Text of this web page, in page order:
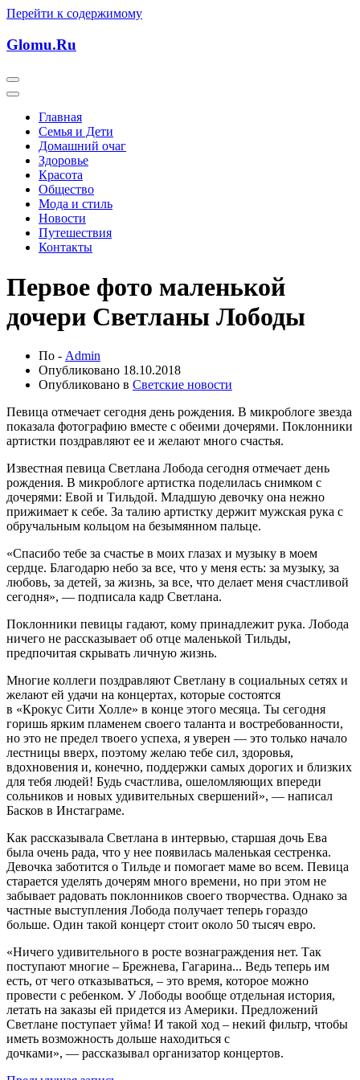
Перейти к содержимому
Glomu.Ru
Главная
Семья и Дети
Домашний очаг
Здоровье
Красота
Общество
Мода и стиль
Новости
Путешествия
Контакты
Первое фото маленькой
дочери Светланы Лободы
По - Admin
Опубликовано 18.10.2018
Опубликовано в Светские новости
Певица отмечает сегодня день рождения. В микроблоге звезда
показала фотографию вместе с обеими дочерями. Поклонники
артистки поздравляют ее и желают много счастья.
Известная певица Светлана Лобода сегодня отмечает день
рождения. В микроблоге артистка поделилась снимком с
дочерями: Евой и Тильдой. Младшую девочку она нежно
прижимает к себе. За талию артистку держит мужская рука с
обручальным кольцом на безымянном пальце.
«Спасибо тебе за счастье в моих глазах и музыку в моем
сердце. Благодарю небо за все, что у меня есть: за музыку, за
любовь, за детей, за жизнь, за все, что делает меня счастливой
сегодня», — подписала кадр Светлана.
Поклонники певицы гадают, кому принадлежит рука. Лобода
ничего не рассказывает об отце маленькой Тильды,
предпочитая скрывать личную жизнь.
Многие коллеги поздравляют Светлану в социальных сетях и
желают ей удачи на концертах, которые состоятся
в «Крокус Сити Холле» в конце этого месяца. Ты сегодня
горишь ярким пламенем своего таланта и востребованности,
но это не предел твоего успеха, я уверен — это только начало
лестницы вверх, поэтому желаю тебе сил, здоровья,
вдохновения и, конечно, поддержки самых дорогих и близких
для тебя людей! Будь счастлива, ошеломляющих впереди
сольников и новых удивительных свершений», — написал
Басков в Инстаграме.
Как рассказывала Светлана в интервью, старшая дочь Ева
была очень рада, что у нее появилась маленькая сестренка.
Девочка заботится о Тильде и помогает маме во всем. Певица
старается уделять дочерям много времени, но при этом не
забывает радовать поклонников своего творчества. Однако за
частные выступления Лобода получает теперь гораздо
больше. Один такой концерт стоит около 50 тысяч евро.
«Ничего удивительного в росте вознаграждения нет. Так
поступают многие – Брежнева, Гагарина... Ведь теперь им
есть, от чего отказываться, – это время, которое можно
провести с ребенком. У Лободы вообще отдельная история,
летать на заказы ей придется из Америки. Предложений
Светлане поступает уйма! И такой ход – некий фильтр, чтобы
иметь возможность дольше находиться с
дочками», — рассказывал организатор концертов.